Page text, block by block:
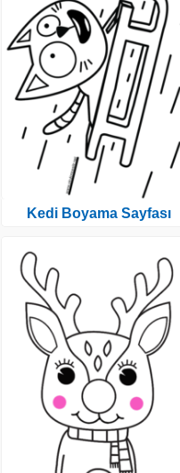
Kedi Boyama Sayfası